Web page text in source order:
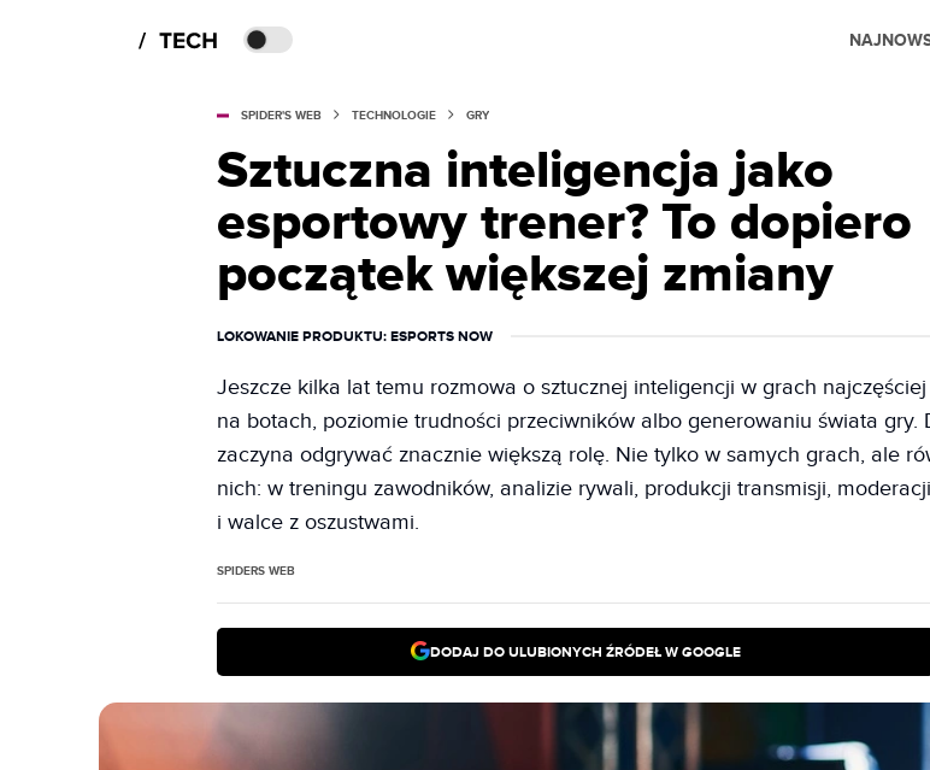
SPIDER'S WEB TECHNOLOGIE GRY
Sztuczna inteligencja jako
esportowy trener? To dopiero
początek większej zmiany
LOKOWANIE PRODUKTU: ESPORTS NOW
Jeszcze kilka lat temu rozmowa o sztucznej inteligencji w grach najczęściej
na botach, poziomie trudności przeciwników albo generowaniu świata gry.
zaczyna odgrywać znacznie większą rolę. Nie tylko w samych grach, ale
nich: w treningu zawodników, analizie rywali, produkcji transmisji,
i walce z oszustwami.
SPIDERS WEB
DODAJ DO ULUBIONYCH ŹRÓDEŁ W GOOGLE